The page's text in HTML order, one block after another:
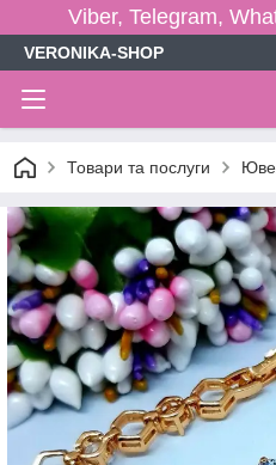
Viber, Telegram,
VERONIKA-SHOP
Товари та послуги